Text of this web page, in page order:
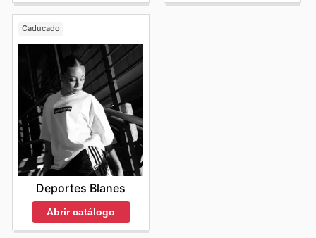
Caducado
Deportes Blanes
Abrir catálogo